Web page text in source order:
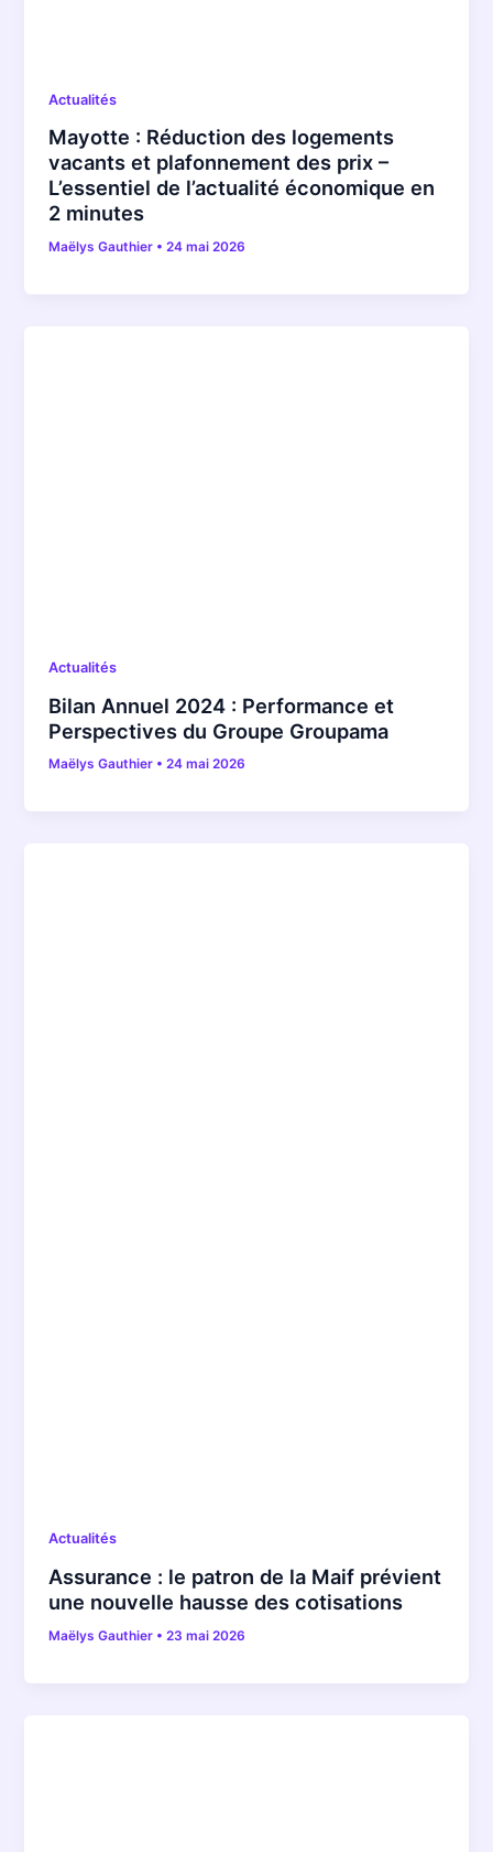
Actualités
Mayotte : Réduction des logements
vacants et plafonnement des prix –
L’essentiel de l’actualité économique en
2 minutes
Maëlys Gauthier •24 mai 2026
Actualités
Bilan Annuel 2024 : Performance et
Perspectives du Groupe Groupama
Maëlys Gauthier •24 mai 2026
Actualités
Assurance : le patron de la Maif prévient
une nouvelle hausse des cotisations
Maëlys Gauthier •23 mai 2026